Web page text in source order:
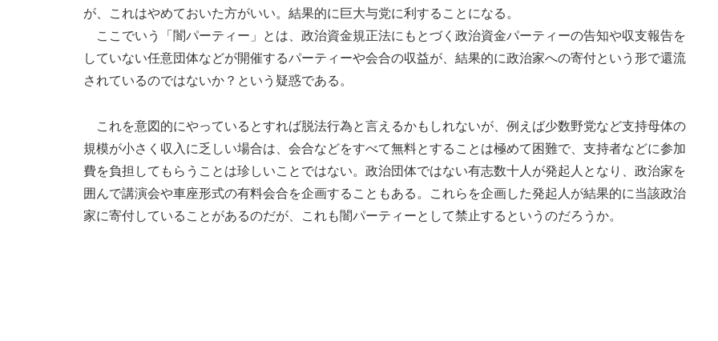
が、これはやめておいた方がいい。結果的に巨大与党に利することになる。
ここでいう「闇パーティー」とは、政治資金規正法にもとづく政治資金パーティーの告知や収支報告を
していない任意団体などが開催するパーティーや会合の収益が、結果的に政治家への寄付という形で還流
されているのではないか？という疑惑である。
これを意図的にやっているとすれば脱法行為と言えるかもしれないが、例えば少数野党など支持母体の
規模が小さく収入に乏しい場合は、会合などをすべて無料とすることは極めて困難で、支持者などに参加
費を負担してもらうことは珍しいことではない。政治団体ではない有志数十人が発起人となり、政治家を
囲んで講演会や車座形式の有料会合を企画することもある。これらを企画した発起人が結果的に当該政治
家に寄付していることがあるのだが、これも闇パーティーとして禁止するというのだろうか。